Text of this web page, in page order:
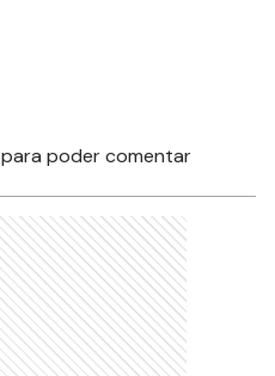
para poder comentar